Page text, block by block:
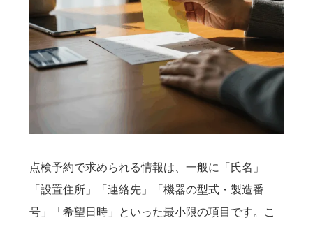
点検予約で求められる情報は、一般に「氏名」
「設置住所」「連絡先」「機器の型式・製造番
号」「希望日時」といった最小限の項目です。こ